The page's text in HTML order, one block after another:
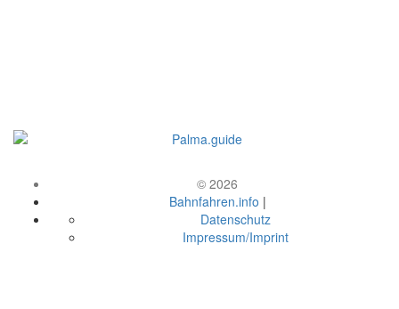
© 2026
Bahnfahren.info |
Datenschutz
Impressum/Imprint